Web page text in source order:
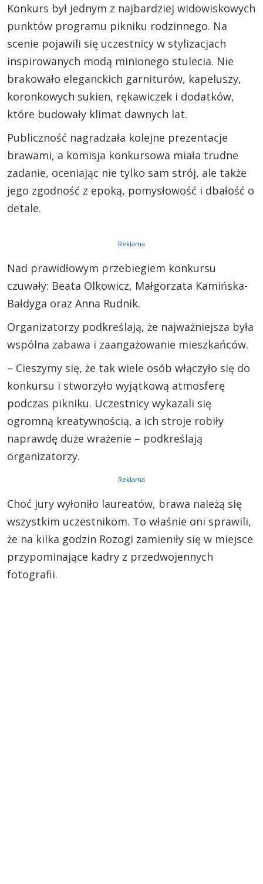
Konkurs był jednym z najbardziej widowiskowych
punktów programu pikniku rodzinnego. Na
scenie pojawili się uczestnicy w stylizacjach
inspirowanych modą minionego stulecia. Nie
brakowało eleganckich garniturów, kapeluszy,
koronkowych sukien, rękawiczek i dodatków,
które budowały klimat dawnych lat.
Publiczność nagradzała kolejne prezentacje
brawami, a komisja konkursowa miała trudne
zadanie, oceniając nie tylko sam strój, ale także
jego zgodność z epoką, pomysłowość i dbałość o
detale.
Reklama
Nad prawidłowym przebiegiem konkursu
czuwały: Beata Olkowicz, Małgorzata Kamińska-
Bałdyga oraz Anna Rudnik.
Organizatorzy podkreślają, że najważniejsza była
wspólna zabawa i zaangażowanie mieszkańców.
– Cieszymy się, że tak wiele osób włączyło się do
konkursu i stworzyło wyjątkową atmosferę
podczas pikniku. Uczestnicy wykazali się
ogromną kreatywnością, a ich stroje robiły
naprawdę duże wrażenie – podkreślają
organizatorzy.
Reklama
Choć jury wyłoniło laureatów, brawa należą się
wszystkim uczestnikom. To właśnie oni sprawili,
że na kilka godzin Rozogi zamieniły się w miejsce
przypominające kadry z przedwojennych
fotografii.